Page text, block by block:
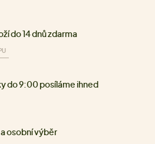
do 14 dnů zdarma
do 9:00 posíláme ihned
osobní výběr